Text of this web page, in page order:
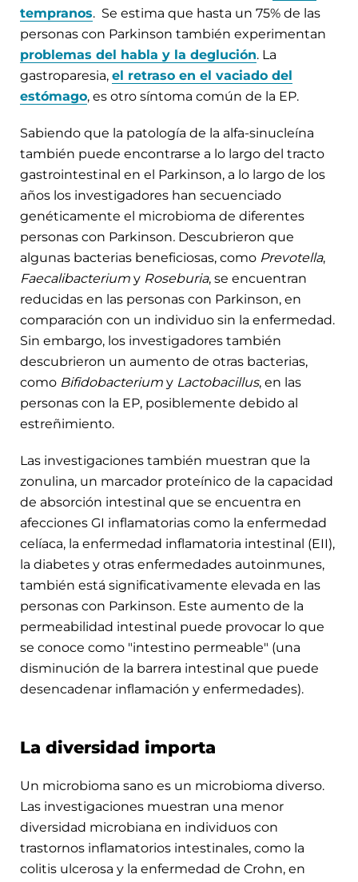
tempranos. Se estima que hasta un 75% de las
personas con Parkinson también experimentan
problemas del habla y la deglución. La
gastroparesia, el retraso en el vaciado del
estómago, es otro síntoma común de la EP.
Sabiendo que la patología de la alfa-sinucleína
también puede encontrarse a lo largo del tracto
gastrointestinal en el Parkinson, a lo largo de los
años los investigadores han secuenciado
genéticamente el microbioma de diferentes
personas con Parkinson. Descubrieron que
algunas bacterias beneficiosas, como Prevotella,
Faecalibacterium y Roseburia, se encuentran
reducidas en las personas con Parkinson, en
comparación con un individuo sin la enfermedad.
Sin embargo, los investigadores también
descubrieron un aumento de otras bacterias,
como Bifidobacterium y Lactobacillus, en las
personas con la EP, posiblemente debido al
estreñimiento.
Las investigaciones también muestran que la
zonulina, un marcador proteínico de la capacidad
de absorción intestinal que se encuentra en
afecciones GI inflamatorias como la enfermedad
celíaca, la enfermedad inflamatoria intestinal (EII),
la diabetes y otras enfermedades autoinmunes,
también está significativamente elevada en las
personas con Parkinson. Este aumento de la
permeabilidad intestinal puede provocar lo que
se conoce como "intestino permeable" (una
disminución de la barrera intestinal que puede
desencadenar inflamación y enfermedades).
La diversidad importa
Un microbioma sano es un microbioma diverso.
Las investigaciones muestran una menor
diversidad microbiana en individuos con
trastornos inflamatorios intestinales, como la
colitis ulcerosa y la enfermedad de Crohn, en